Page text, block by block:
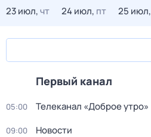
23 июл,чт 24 июл, пт 25 июл,
Первый канал
05:00 Телеканал «Доброе утро»
09:00 Новости